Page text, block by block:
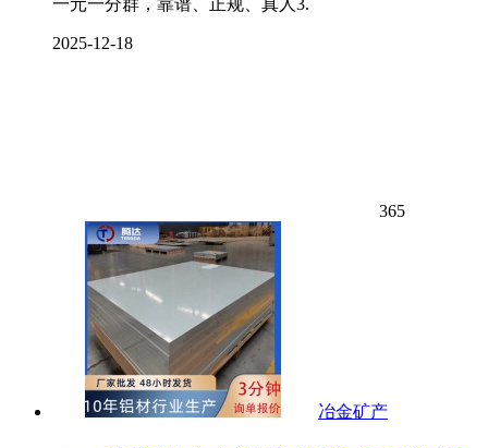
一元一分群，靠谱、正规、真人3.
2025-12-18
365
冶金矿产